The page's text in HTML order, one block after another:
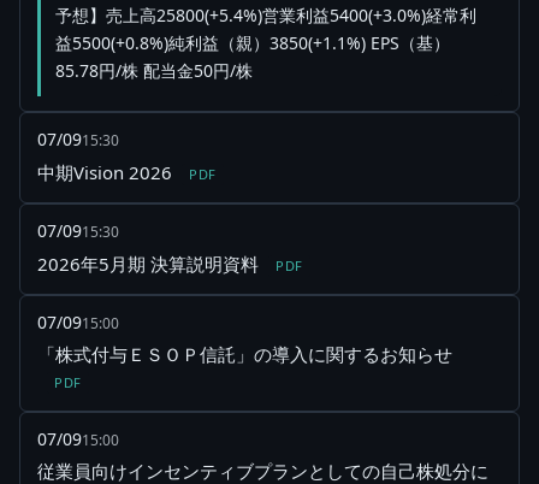
予想】売上高25800(+5.4%)営業利益5400(+3.0%)経常利
益5500(+0.8%)純利益（親）3850(+1.1%) EPS（基）
85.78円/株 配当金50円/株
07/0915:30
中期Vision 2026 PDF
07/0915:30
2026年5月期 決算説明資料 PDF
07/0915:00
「株式付与ＥＳＯＰ信託」の導入に関するお知らせ
PDF
07/0915:00
従業員向けインセンティブプランとしての自己株処分に